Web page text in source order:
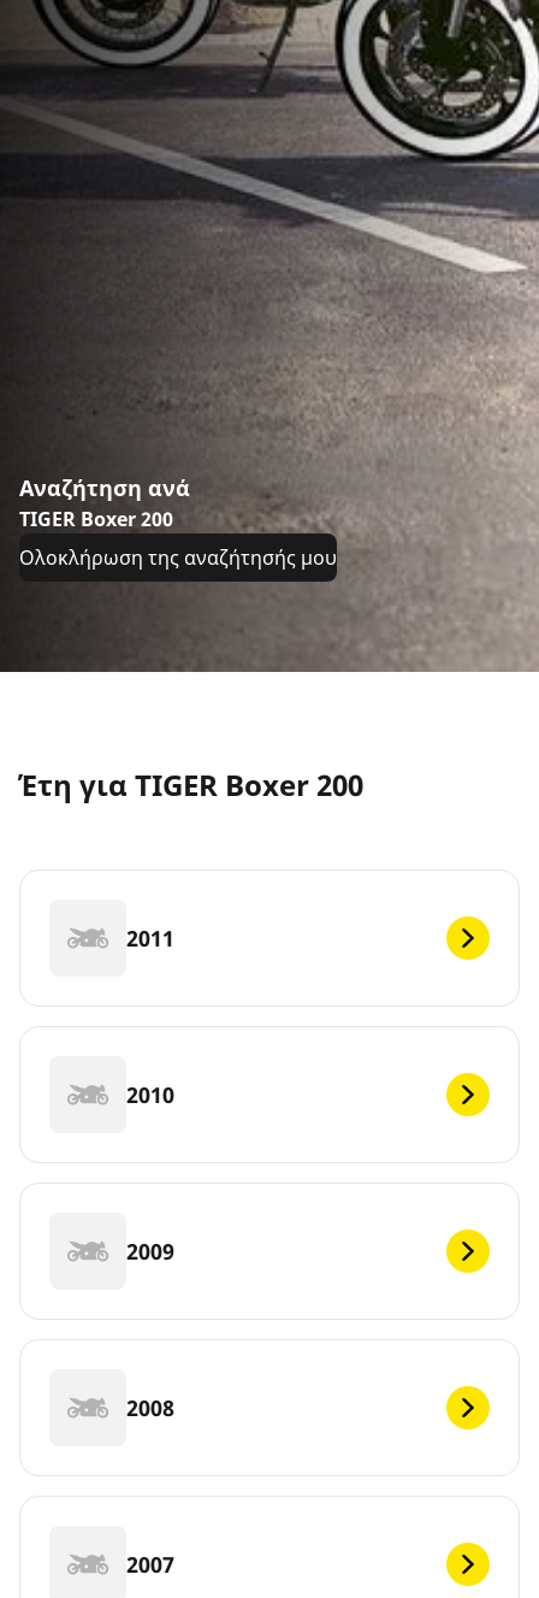
Αναζήτηση ανά
TIGER Boxer 200
Ολοκλήρωση της αναζήτησής μου
Έτη για TIGER Boxer 200
2011
2010
2009
2008
2007